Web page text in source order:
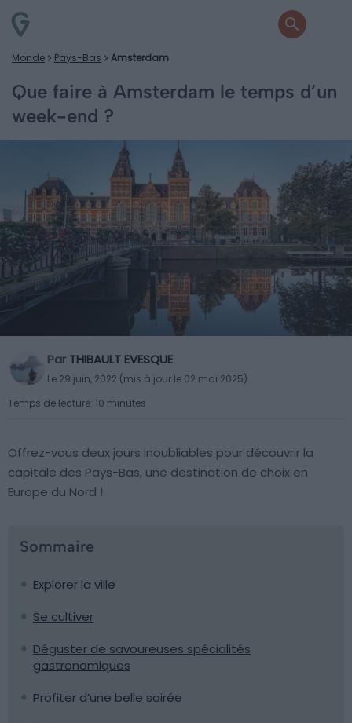
Monde Pays-Bas Amsterdam
Que faire à Amsterdam le temps d’un
week-end ?
Par THIBAULT EVESQUE
Le 29 juin, 2022 (mis à jour le 02 mai 2025)
Temps de lecture: 10 minutes
Offrez-vous deux jours inoubliables pour découvrir la
capitale des Pays-Bas, une destination de choix en
Europe du Nord !
Sommaire
Explorer la ville
Se cultiver
Déguster de savoureuses spécialités
gastronomiques
Profiter d’une belle soirée